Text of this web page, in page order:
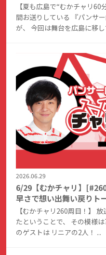
【夏も広島で“むかチャリ
間お送りしている 『パンサ
が、 今回は舞台を広島に移
2026.06.29
6/29【むかチャリ】
早さで想い出舞い戻りト
【むかチャリ260周目！】
たということで、 その模様
のゲストは リニアの2人！ ...